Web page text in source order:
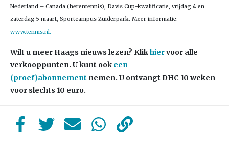
Nederland – Canada (herentennis), Davis Cup-kwalificatie, vrijdag 4 en
zaterdag 5 maart, Sportcampus Zuiderpark. Meer informatie:
www.tennis.nl.
Wilt u meer Haags nieuws lezen? Klikhiervoor alle
verkooppunten. U kunt ook een
(proef)abonnement nemen. U ontvangt DHC 10 weken
voor slechts 10 euro.